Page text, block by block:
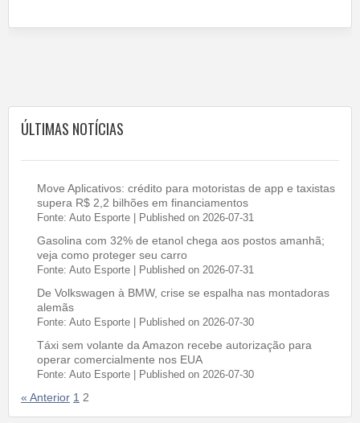
ÚLTIMAS NOTÍCIAS
Move Aplicativos: crédito para motoristas de app e taxistas
supera R$ 2,2 bilhões em financiamentos
Fonte: Auto Esporte Published on 2026-07-31
Gasolina com 32% de etanol chega aos postos amanhã;
veja como proteger seu carro
Fonte: Auto Esporte Published on 2026-07-31
De Volkswagen à BMW, crise se espalha nas montadoras
alemãs
Fonte: Auto Esporte Published on 2026-07-30
Táxi sem volante da Amazon recebe autorização para
operar comercialmente nos EUA
Fonte: Auto Esporte Published on 2026-07-30
« Anterior 1 2